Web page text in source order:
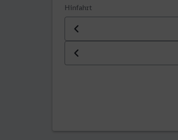
Hinfahrt
Datum der Hinfahrt
Uhrzeit der Hinfahrt